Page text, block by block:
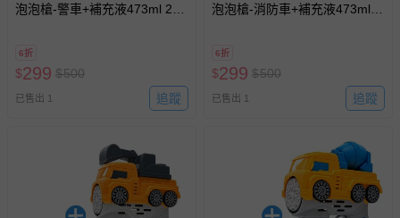
泡泡槍-警車+補充液473ml 2瓶
6折
$299 $500
已售出 1 追蹤
泡泡槍-消防車+補充液473ml 2
6折
$299 $500
已售出 1 追蹤